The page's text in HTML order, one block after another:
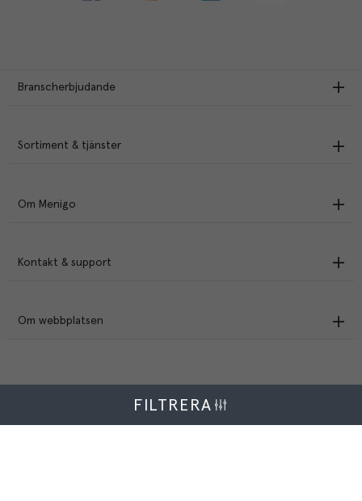
FILTRERA
Branscherbjudande
Sortiment & tjänster
Om Menigo
Kontakt & support
Om webbplatsen
Menigo Foodservice AB